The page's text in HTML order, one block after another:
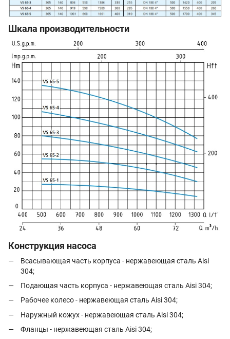
Шкала производительности
Конструкция насоса
Всасывающая часть корпуса - нержавеющая сталь Aisi
304;
Подающая часть корпуса - нержавеющая сталь Aisi 304;
Рабочее колесо - нержавеющая сталь Aisi 304;
Наружный кожух - нержавеющая сталь Aisi 304;
Фланцы - нержавеющая сталь Aisi 304;